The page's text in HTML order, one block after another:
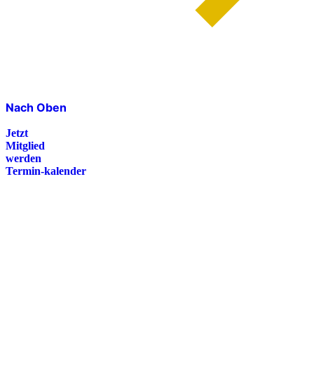
Nach Oben
Jetzt
Mitglied
werden
Termin-kalender